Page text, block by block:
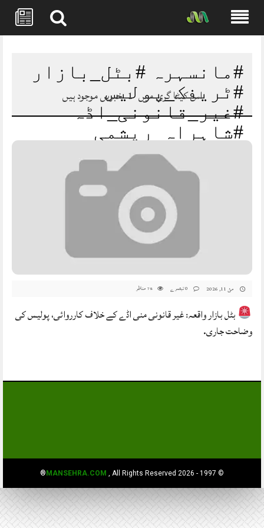
#مانسہرہ #بٹل_بازار
#ٹریفک_پولیس
#غیر_قانونی_اڈہ
#شاہراہ_ریشمی
#ٹریفک_مسائل
#قانونی_کارروائی
#خیبرپختونخوا
#پاکستان #PressRelease
اس کیٹا گری میں 1 خبریں موجود ہیں
مئ 11, 2026 78 مناظر
بٹل بازار واقعہ: غیر قانونی منی اڈے کے خلاف کارروائی، پولیس کی
وضاحت جاری.
© 1997 - 2026
MANSEHRA.COM , All Rights Reserved®